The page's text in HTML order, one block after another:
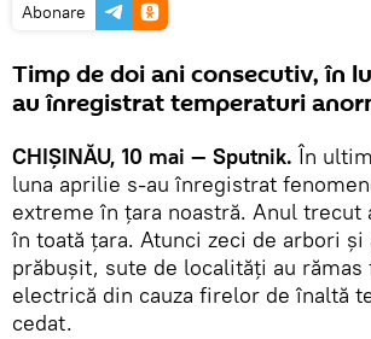
Abonare
Timp de doi ani consecutiv, în
au înregistrat temperaturi
CHIȘINĂU, 10 mai — Sputnik. În
luna aprilie s-au înregistrat
extreme în țara noastră. Anul trecut
în toată țara. Atunci zeci de arbori și
prăbușit, sute de localități au rămas
electrică din cauza firelor de înaltă
cedat.